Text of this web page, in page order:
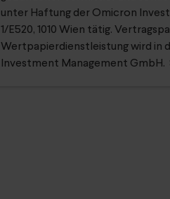
unter Haftung der Omicron
1/E520, 1010 Wien tätig.
Wertpapierdienstleistung wird in
Investment Management GmbH.